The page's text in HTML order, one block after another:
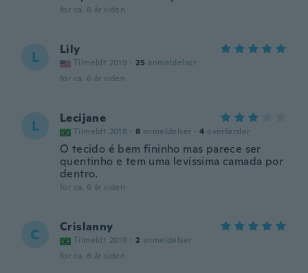
for ca. 6 år siden
L Lily
Tilmeldt 2019 · 25 anmeldelser
for ca. 6 år siden
L Lecijane
Tilmeldt 2018 · 8 anmeldelser · 4 overførsler
O tecido é bem fininho mas parece ser
quentinho e tem uma levíssima camada por
dentro.
for ca. 6 år siden
C Crislanny
Tilmeldt 2019 · 2 anmeldelser
for ca. 6 år siden